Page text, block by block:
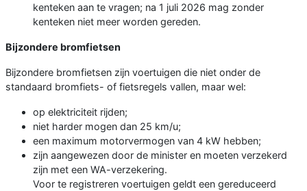
kenteken aan te vragen; na 1 juli 2026 mag zonder
kenteken niet meer worden gereden.
Bijzondere bromfietsen
Bijzondere bromfietsen zijn voertuigen die niet onder de
standaard bromfiets- of fietsregels vallen, maar wel:
op elektriciteit rijden;
niet harder mogen dan 25 km/u;
een maximum motorvermogen van 4 kW hebben;
zijn aangewezen door de minister en moeten verzekerd
zijn met een WA-verzekering.
Voor te registreren voertuigen geldt een gereduceerd